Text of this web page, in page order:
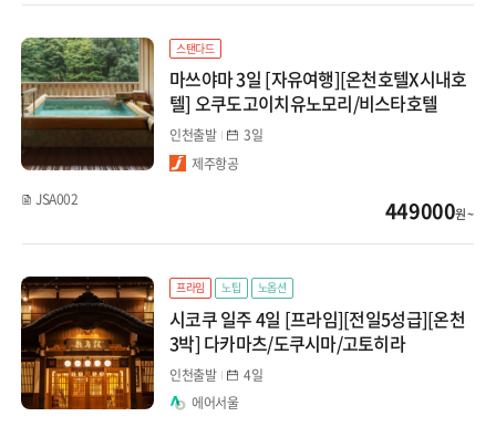
스탠다드
마쓰야마 3일 [자유여행][온천호텔X시내호
텔] 오쿠도고이치유노모리/비스타호텔
인천출발
3일
제주항공
JSA002
449000원 ~
프라임 노팁 노옵션
시코쿠 일주 4일 [프라임][전일5성급][온천
3박] 다카마츠/도쿠시마/고토히라
인천출발
4일
에어서울